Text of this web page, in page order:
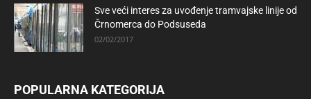
Sve veći interes za uvođenje tramvajske linije od
Črnomerca do Podsuseda
02/02/2017
POPULARNA KATEGORIJA